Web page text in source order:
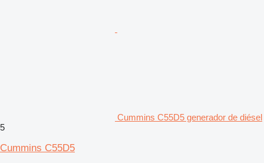
Cummins C55D5 generador de diésel
5
Cummins C55D5